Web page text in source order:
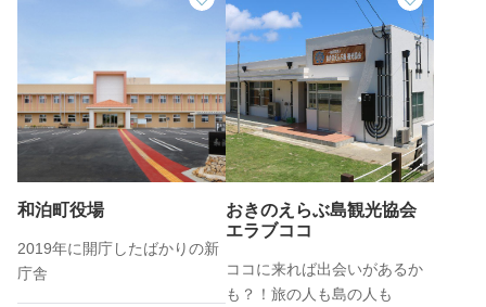
和泊町役場
2019年に開庁したばかりの新
庁舎
おきのえらぶ島観光協会
エラブココ
ココに来れば出会いがあるか
も？！旅の人も島の人も